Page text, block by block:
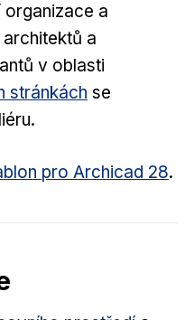
organizace a
a
v oblasti
stránkách se
pro Archicad 28.